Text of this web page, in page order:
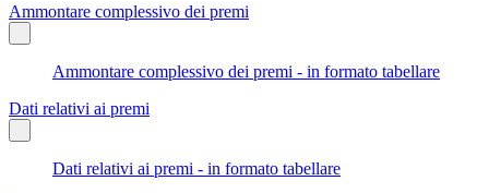
Ammontare complessivo dei premi
Ammontare complessivo dei premi - in formato tabellare
Dati relativi ai premi
Dati relativi ai premi - in formato tabellare